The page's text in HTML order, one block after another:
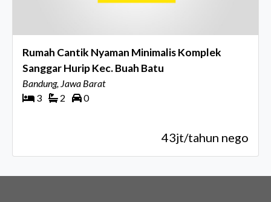
Rumah Cantik Nyaman Minimalis Komplek
Sanggar Hurip Kec. Buah Batu
Bandung, Jawa Barat
3
2 0
43jt/tahun nego